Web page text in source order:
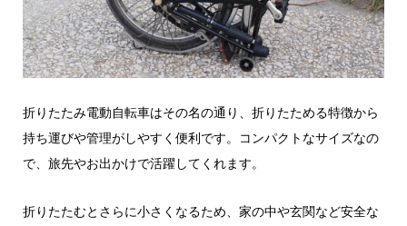
折りたたみ電動自転車はその名の通り、折りたためる特徴から
持ち運びや管理がしやすく便利です。コンパクトなサイズなの
で、旅先やお出かけで活躍してくれます。
折りたたむとさらに小さくなるため、家の中や玄関など安全な